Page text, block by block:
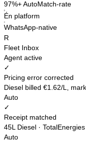
97%+ AutoMatch-rate
Én platform
WhatsApp-native
R
Fleet Inbox
Agent active
✓
Pricing error corrected
Diesel billed €1.62/L,
Auto
✓
Receipt matched
45L Diesel ·
Auto